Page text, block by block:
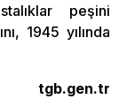
peşini
1945 yılında
tgb.gen.tr